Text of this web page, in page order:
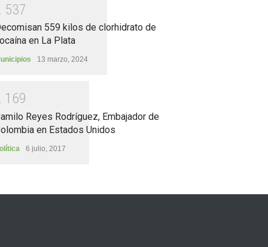
537
559 kilos de clorhidrato de
en La Plata
13 marzo, 2024
1 69
Reyes Rodríguez, Embajador de
en Estados Unidos
6 julio, 2017